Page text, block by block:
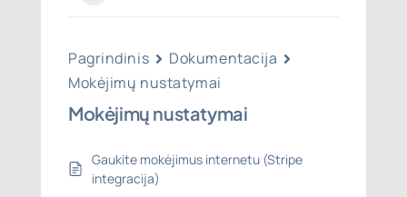
Pagrindinis
Dokumentacija
Mokėjimų nustatymai
Mokėjimų nustatymai
Gaukite mokėjimus internetu (Stripe
integracija)